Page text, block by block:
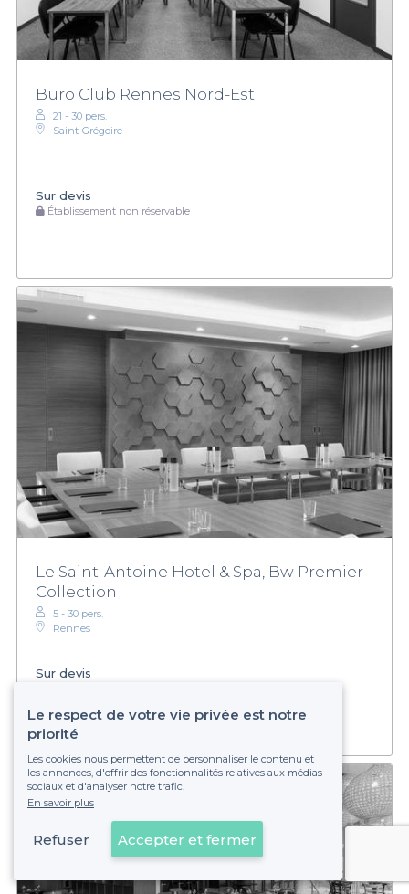
Buro Club Rennes Nord-Est
21 - 30 pers.
Saint-Grégoire
Sur devis
Établissement non réservable
Le Saint-Antoine Hotel & Spa, Bw Premier
Collection
5 - 30 pers.
Rennes
Sur devis
Voir sur la carte
Le respect de votre vie privée est notre
priorité
Les cookies nous permettent de personnaliser le contenu et
les annonces, d'offrir des fonctionnalités relatives aux médias
sociaux et d'analyser notre trafic.
En savoir plus
Refuser Accepter et fermer